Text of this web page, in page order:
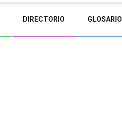
DIRECTORIO GLOSARIO